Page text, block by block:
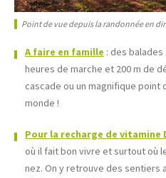
Point de vue depuis la randonnée en
A faire en famille : des
heures de marche et 200 m de
cascade ou un magnifique
monde !
Pour la recharge de vitamine
où il fait bon vivre et surtout où
nez. On y retrouve des sentiers